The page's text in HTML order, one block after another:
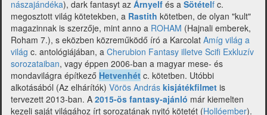
nászajándéka), dark fantasyt az Árnyelf és a Sötételf c.
megosztott világ kötetekben, a Rastith kötetben, de olyan "kult"
magazinnak is szerzője, mint anno a ROHAM (Hajnali emberek,
Roham 7.), s eközben közreműködő író a Karcolat Amíg világ a
világ c. antológiájában, a Cherubion Fantasy illetve Scifi Exkluzív
sorozataiban, vagy éppen 2006-ban a magyar mese- és
mondavilágra építkező Hetvenhét c. kötetben. Utóbbi
alkotásából (Az elhárítók) Vörös András kisjátékfilmet is
tervezett 2013-ban. A 2015-ös fantasy-ajánló már kiemelten
kezeli saját világához írt sorozatának nyitó kötetét (Hollóember).